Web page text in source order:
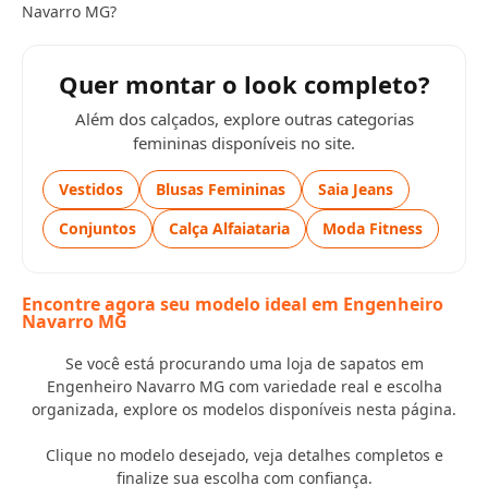
Navarro MG?
Quer montar o look completo?
Além dos calçados, explore outras categorias
femininas disponíveis no site.
Vestidos Blusas Femininas
Saia Jeans
Conjuntos
Calça Alfaiataria Moda Fitness
Encontre agora seu modelo ideal em Engenheiro
Navarro MG
Se você está procurando uma loja de sapatos em
Engenheiro Navarro MG com variedade real e escolha
organizada, explore os modelos disponíveis nesta página.
Clique no modelo desejado, veja detalhes completos e
finalize sua escolha com confiança.